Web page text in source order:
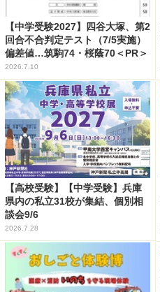
【中学受験2027】四谷大塚、第2
回合不合判定テスト（7/5実施）
偏差値…筑駒74・桜蔭70＜PR＞
2026.7.10
【高校受験】【中学受験】兵庫
県内の私立31校が集結、個別相
談会9/6
2026.7.28